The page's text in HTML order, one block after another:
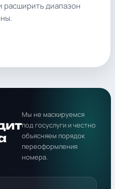
расширить диапазон
Мы не маскируемся
под госуслуги и честно
объясняем порядок
переоформления
номера.